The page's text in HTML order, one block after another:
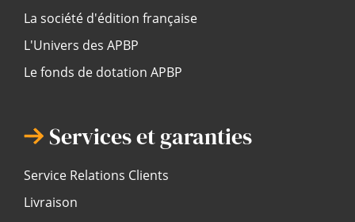
La société d'édition française
L'Univers des APBP
Le fonds de dotation APBP
Services et garanties
Service Relations Clients
Livraison